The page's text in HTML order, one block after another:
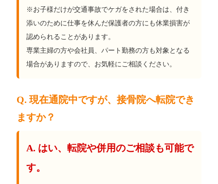
※お子様だけが交通事故でケガをされた場合は、付き
添いのために仕事を休んだ保護者の方にも休業損害が
認められることがあります。
専業主婦の方や会社員、パート勤務の方も対象となる
場合がありますので、お気軽にご相談ください。
Q. 現在通院中ですが、接骨院へ転院でき
ますか？
A. はい、転院や併用のご相談も可能で
す。